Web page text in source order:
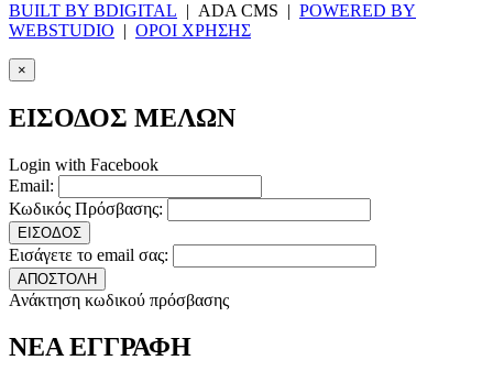
BUILT BY BDIGITAL | ADA CMS | POWERED BY
WEBSTUDIO | ΟΡΟΙ ΧΡΗΣΗΣ
×
ΕΙΣΟΔΟΣ ΜΕΛΩΝ
Login with Facebook
Email:
Κωδικός Πρόσβασης:
ΕΙΣΟΔΟΣ
Εισάγετε το email σας:
ΑΠΟΣΤΟΛΗ
Ανάκτηση κωδικού πρόσβασης
ΝΕΑ ΕΓΓΡΑΦΗ